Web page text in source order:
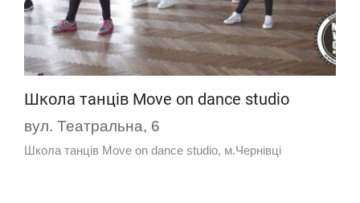
Школа танців Move on dance studio
вул. Театральна, 6
Школа танців Move on dance studio, м.Чернівці